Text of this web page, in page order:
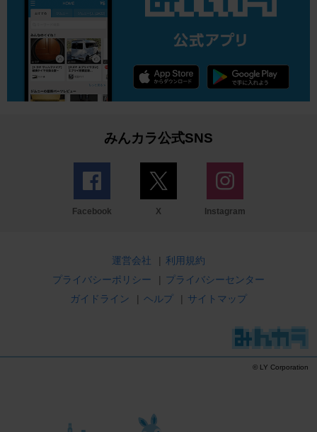
みんカラ公式SNS
Facebook X Instagram
運営会社 | 利用規約
プライバシーポリシー
| プライバシーセンター
ガイドライン
| ヘルプ | サイトマップ
© LY Corporation